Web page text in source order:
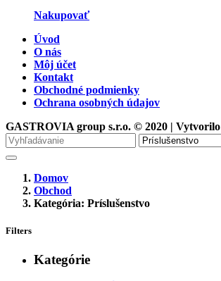
Nakupovať
Úvod
O nás
Môj účet
Kontakt
Obchodné podmienky
Ochrana osobných údajov
GASTROVIA group s.r.o. © 2020 | Vytvorilo
Vyhľadávanie
pre
Domov
Obchod
Kategória: Príslušenstvo
Filters
Kategórie